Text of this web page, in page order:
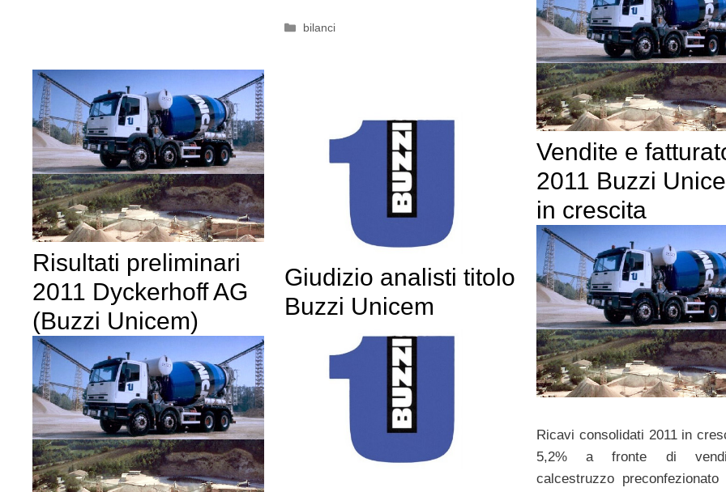
Categorie
bilanci
Vendite e
2011 Buzzi
in crescita
Ricavi consolidati 2011 in
5,2% a fronte di
calcestruzzo
Risultati preliminari
2011 Dyckerhoff AG
(Buzzi Unicem)
Giudizio analisti titolo
Buzzi Unicem